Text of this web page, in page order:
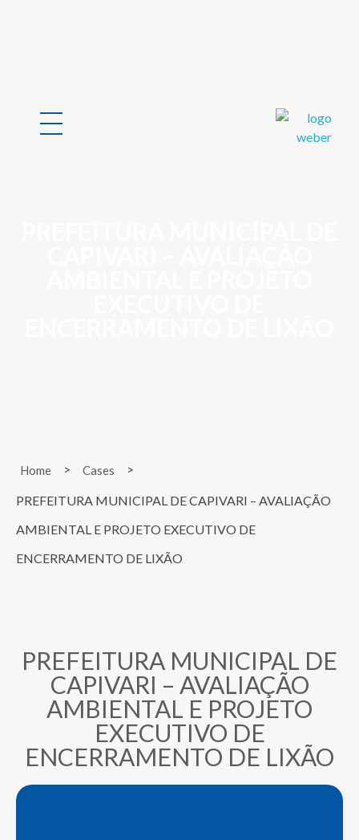
Home > Cases >
PREFEITURA MUNICIPAL DE CAPIVARI – AVALIAÇÃO
AMBIENTAL E PROJETO EXECUTIVO DE
ENCERRAMENTO DE LIXÃO
PREFEITURA MUNICIPAL DE
CAPIVARI – AVALIAÇÃO
AMBIENTAL E PROJETO
EXECUTIVO DE
ENCERRAMENTO DE LIXÃO